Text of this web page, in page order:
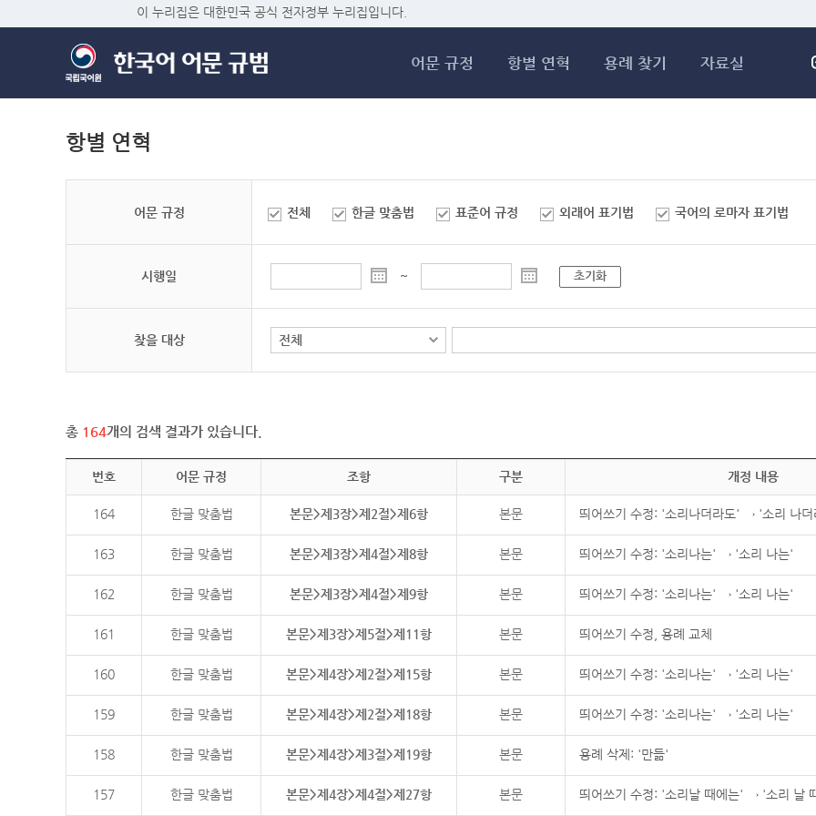
이 누리집은 대한민국 공식 전자정부 누리집입니다.
어문 규정 항별 연혁 용례 찾기 자료실
항별 연혁
어문 규정 전체 한글 맞춤법 표준어 규정 외래어 표기법 국어의 로마자 표기법
시행일 ~ 초기화
찾을 대상
총 164개의 검색 결과가 있습니다.
번호 어문 규정 조항 구분 개정 내용
164 한글 맞춤법 본문>제3장>제2절>제6항 본문 띄어쓰기 수정: '소리나더라도' → '소리 나더
163 한글 맞춤법 본문>제3장>제4절>제8항 본문 띄어쓰기 수정: '소리나는' → '소리 나는'
162 한글 맞춤법 본문>제3장>제4절>제9항 본문 띄어쓰기 수정: '소리나는' → '소리 나는'
161 한글 맞춤법 본문>제3장>제5절>제11항 본문 띄어쓰기 수정, 용례 교체
160 한글 맞춤법 본문>제4장>제2절>제15항 본문 띄어쓰기 수정: '소리나는' → '소리 나는'
159 한글 맞춤법 본문>제4장>제2절>제18항 본문 띄어쓰기 수정: '소리나는' → '소리 나는'
158 한글 맞춤법 본문>제4장>제3절>제19항 본문 용례 삭제: '만듦'
157 한글 맞춤법 본문>제4장>제4절>제27항 본문 띄어쓰기 수정: '소리날 때에는' → '소리 날